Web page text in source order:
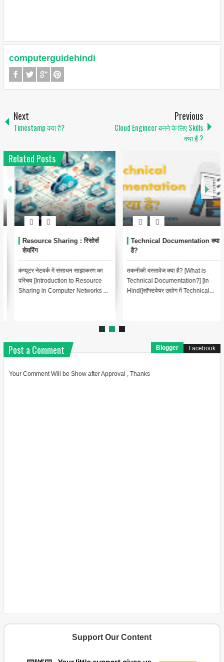
computerguidehindi
Next
Timestamp क्या है?
Previous
Cloud Engineer बनने के लिए Skills
क्या हैं ?
Related Posts
Resource Sharing : रिसोर्स
शेयरिंग
कंप्यूटर नेटवर्क में संसाधन साझाकरण का
परिचय [Introduction to Resource
Sharing in Computer Networks ...
Technical Documentation क्या
तकनीकी दस्तावेज क्या है? [What is
Technical Documentation?] [In
Hindi]सॉफ्टवेयर उद्योग में Technical...
Post a Comment Blogger Facebook
Your Comment Will be Show after Approval , Thanks
Support Our Content